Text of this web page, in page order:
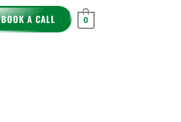
BOOK A CALL 0